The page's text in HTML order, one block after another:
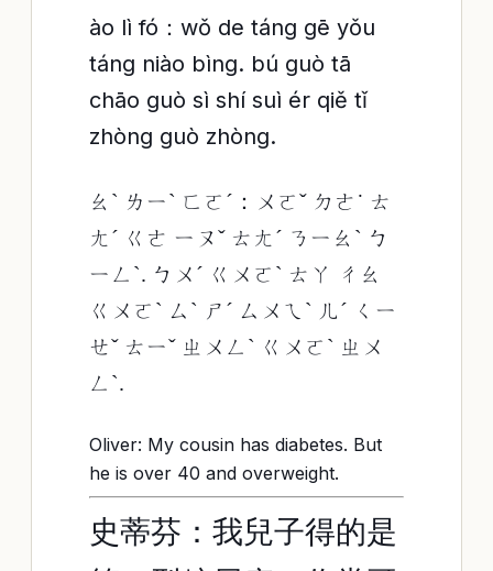
ào lì fó：wǒ de táng gē yǒu
táng niào bìng. bú guò tā
chāo guò sì shí suì ér qiě tǐ
zhòng guò zhòng.
ㄠˋ ㄌㄧˋ ㄈㄛˊ：ㄨㄛˇ ㄉㄜ˙ ㄊ
ㄤˊ ㄍㄜ ㄧㄡˇ ㄊㄤˊ ㄋㄧㄠˋ ㄅ
ㄧㄥˋ. ㄅㄨˊ ㄍㄨㄛˋ ㄊㄚ ㄔㄠ
ㄍㄨㄛˋ ㄙˋ ㄕˊ ㄙㄨㄟˋ ㄦˊ ㄑㄧ
ㄝˇ ㄊㄧˇ ㄓㄨㄥˋ ㄍㄨㄛˋ ㄓㄨ
ㄥˋ.
Oliver: My cousin has diabetes. But
he is over 40 and overweight.
史蒂芬：我兒子得的是